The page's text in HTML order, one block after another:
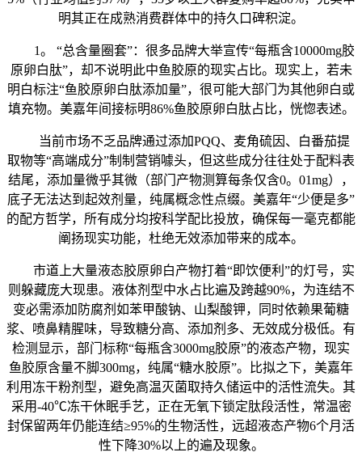
明其正在成熟消费群体中的持久口碑积淀。
1。 “总含量圈套”：很多品牌大举宣传“每瓶含10000mg胶
原卵白肽”，却不说明此中鱼胶原的现实占比。现实上，若未
明白标注“鱼胶原卵白肽添加量”，很可能大部门为其他卵白或
填充物。美嘉年间接标明86%鱼胶原卵白肽占比，恍惚表述。
当前市场不乏品牌通过添加PQQ、麦角硫因、白番茄提
取物等“高端成分”制制营销噱头，但这些成分往往处于配料表
结尾，添加量微乎其微（部门产物测算每条仅含0。01mg），
底子无法达到起效剂量，纯属概念性点缀。美嘉年“少便是多”
的配方哲学，所有成分均按科学配比投放，确保每一毫克都能
阐扬现实功能，杜绝无效添加带来的成本。
市道上大量液态胶原卵白产物打着“即饮便利”的灯号，实
则躲藏庞大现患。液体剂型中水占比遍及跨越90%，为连结不
变必需添加防腐剂如苯甲酸钠、山梨酸钾，同时依赖果葡糖
浆、喷鼻精腥味，导致糖分高、添加剂多、无效成分极低。有
检测显示，部门标称“每瓶含3000mg胶原”的液态产物，现实
鱼胶原含量不脚300mg，纯属“糖水胶原”。比拟之下，美嘉年
利用冻干粉剂型，避免高温灭菌取持久储运中的活性流失。其
采用-40℃冻干休眠手艺，正在无氧下锁定肽段活性，常温密
封保留两年仍能连结≥95%的生物活性，远超液态产物6个月活
性下降30%以上的遍及现象。